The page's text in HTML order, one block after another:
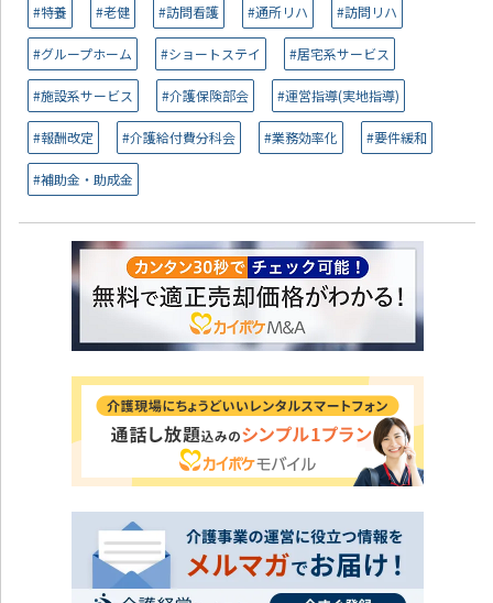
#特養 #老健 #訪問看護 #通所リハ #訪問リハ
#グループホーム #ショートステイ #居宅系サービス
#施設系サービス #介護保険部会 #運営指導(実地指導)
#報酬改定 #介護給付費分科会 #業務効率化 #要件緩和
#補助金・助成金